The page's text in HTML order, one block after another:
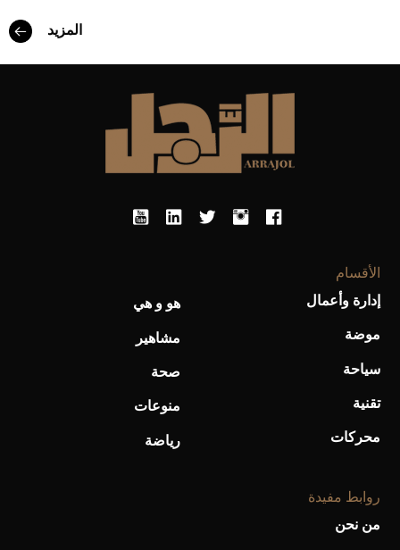
أفضل تدريج للشعر الطويل لإطلالة جريئة وعصرية
المزيد
الأقسام
إدارة وأعمال
موضة
سياحة
تقنية
محركات
هو و هي
مشاهير
صحة
منوعات
رياضة
روابط مفيدة
من نحن